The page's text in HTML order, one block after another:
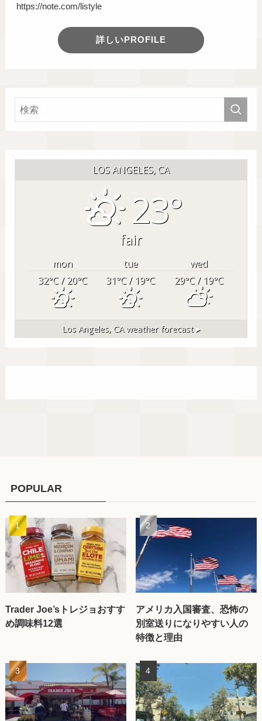
https://note.com/listyle
詳しいPROFILE
LOS ANGELES, CA
23°
fair
mon tue
wed
32°C/ 20°C 31°C/ 19°C 29°C/ 19°C
Los Angeles, CAweather forecast ▸
POPULAR
Trader Joe’sトレジョおすす
め調味料12選
アメリカ入国審査、恐怖の
別室送りになりやすい人の
特徴と理由